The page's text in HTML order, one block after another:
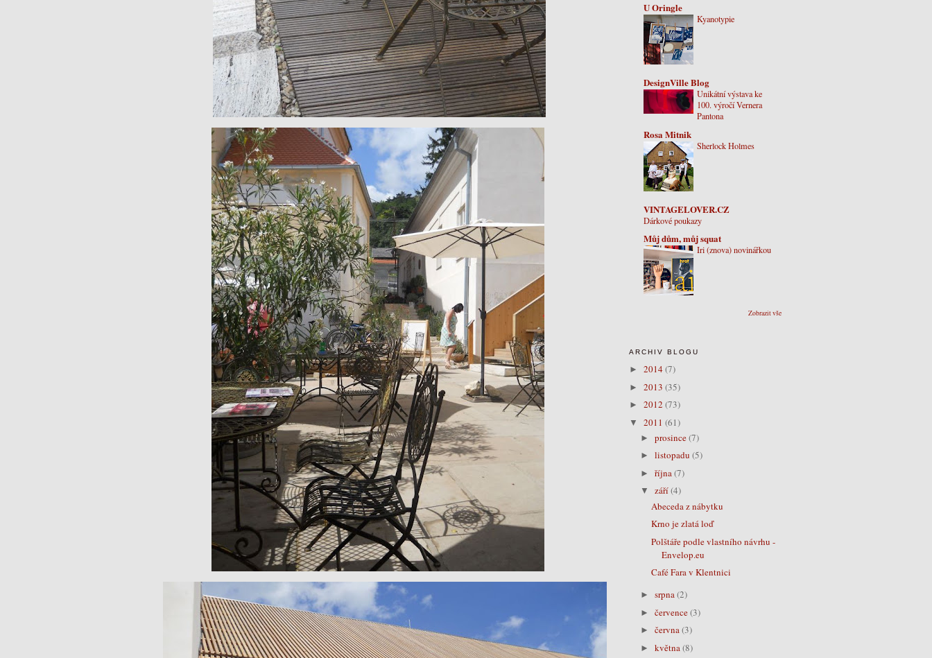
U Oringle
Kyanotypie
DesignVille Blog
Unikátní výstava ke
100. výročí Vernera
Pantona
Rosa Mitnik
Sherlock Holmes
VINTAGELOVER.CZ
Dárkové poukazy
Můj dům, můj squat
Iri (znova) novinářkou
Zobrazit vše
ARCHIV BLOGU
► 2014(7)
► 2013 (35)
► 2012 (73)
▼ 2011 (61)
► prosince(7)
► listopadu (5)
► října(7)
▼ září(4)
Abeceda z nábytku
Krno je zlatá loď
Polštáře podle vlastního návrhu -
Envelop.eu
Café Fara v Klentnici
► srpna(2)
► července(3)
► června(3)
► května (8)